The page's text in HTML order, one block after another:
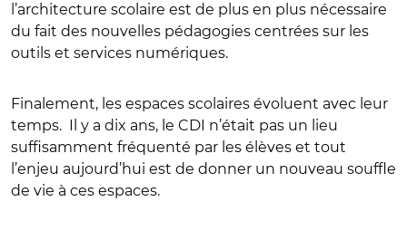
l’architecture scolaire est de plus en plus nécessaire
du fait des nouvelles pédagogies centrées sur les
outils et services numériques.
Finalement, les espaces scolaires évoluent avec leur
temps. Il y a dix ans, le CDI n’était pas un lieu
suffisamment fréquenté par les élèves et tout
l’enjeu aujourd’hui est de donner un nouveau souffle
de vie à ces espaces.